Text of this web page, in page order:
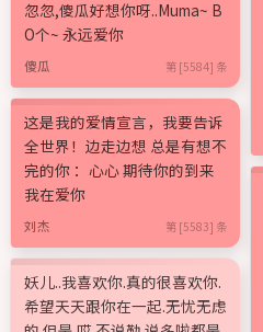
忽忽,傻瓜好想你呀..Muma~ B
O个~ 永远爱你
傻瓜 第 [5584] 条
这是我的爱情宣言，我要告诉
全世界！边走边想 总是有想不
完的你 ：心心 期待你的到来
我在爱你
刘杰 第 [5583] 条
妖儿..我喜欢你.真的很喜欢你.
希望天天跟你在一起.无忧无虑